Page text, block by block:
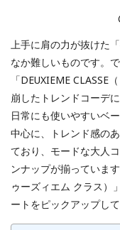
上手に肩の力が抜けた
なか難しいものです。
「DEUXIEME
崩したトレンドコーデ
日常にも使いやすいベ
中心に、トレンド感の
ており、モードな大人
ンナップが揃っていま
ゥーズィエム クラス）
ートをピックアップして